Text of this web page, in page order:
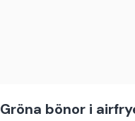
Gröna bönor i